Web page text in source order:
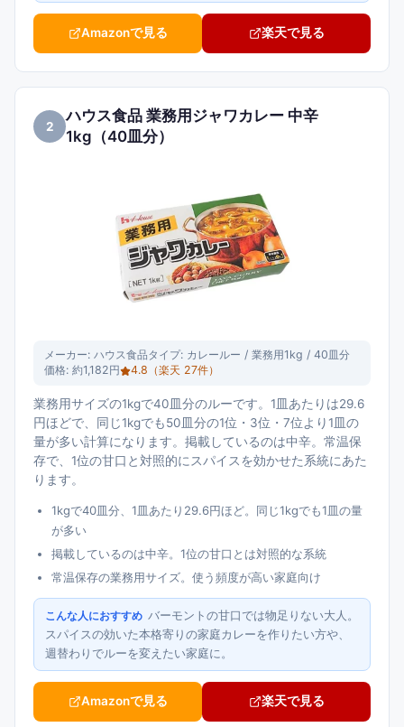
Amazonで見る 楽天で見る
2
ハウス食品 業務用ジャワカレー 中辛
1kg（40皿分）
メーカー: ハウス食品タイプ: カレールー / 業務用1kg / 40皿分
価格: 約1,182円 4.8 （楽天 27件）
業務用サイズの1kgで40皿分のルーです。1皿あたりは29.6
円ほどで、同じ1kgでも50皿分の1位・3位・7位より1皿の
量が多い計算になります。掲載しているのは中辛。常温保
存で、1位の甘口と対照的にスパイスを効かせた系統にあた
ります。
1kgで40皿分、1皿あたり29.6円ほど。同じ1kgでも1皿の量
が多い
掲載しているのは中辛。1位の甘口とは対照的な系統
常温保存の業務用サイズ。使う頻度が高い家庭向け
こんな人におすすめ バーモントの甘口では物足りない大人。
スパイスの効いた本格寄りの家庭カレーを作りたい方や、
週替わりでルーを変えたい家庭に。
Amazonで見る 楽天で見る